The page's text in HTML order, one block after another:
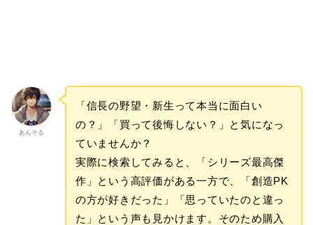
あんそる
「信長の野望・新生って本当に面白い
の？」「買って後悔しない？」と気になっ
ていませんか？
実際に検索してみると、「シリーズ最高傑
作」という高評価がある一方で、「創造PK
の方が好きだった」「思っていたのと違っ
た」という声も見かけます。そのため購入